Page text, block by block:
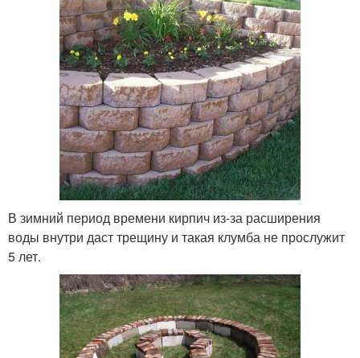
В зимний период времени кирпич из-за расширения
воды внутри даст трещину и такая клумба не прослужит
5 лет.